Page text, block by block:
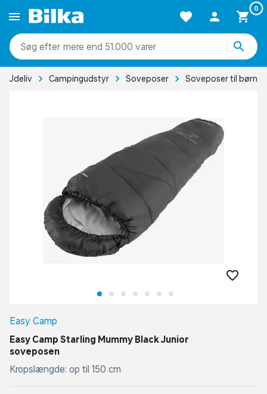
0
mere end 51.000 varer
Udeliv Campingudstyr Soveposer Soveposer til børn
Easy Camp
Easy Camp Starling Mummy Black Junior
soveposen
Kropslængde: op til 150 cm